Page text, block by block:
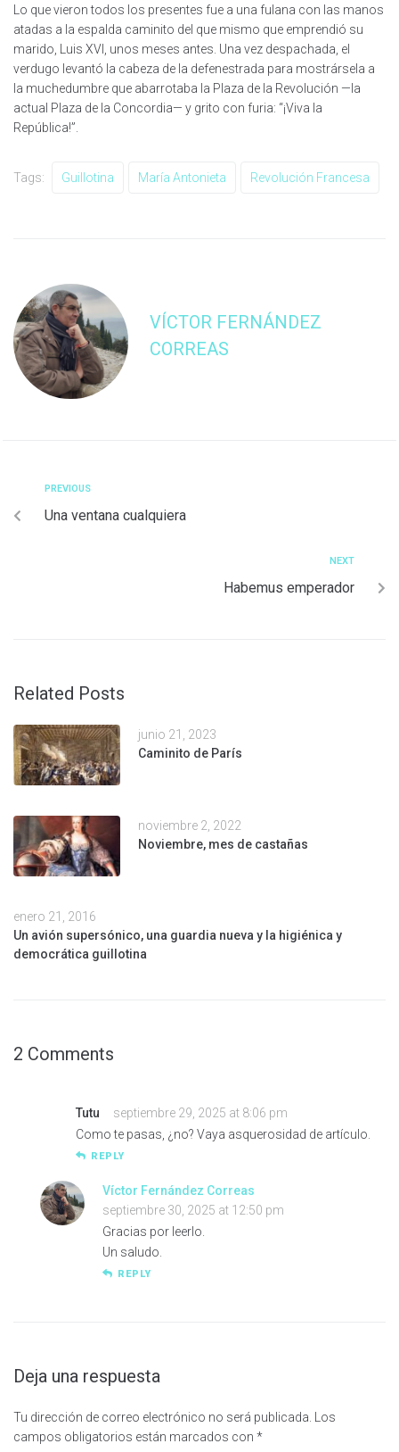
Lo que vieron todos los presentes fue a una fulana con las manos
atadas a la espalda caminito del que mismo que emprendió su
marido, Luis XVI, unos meses antes. Una vez despachada, el
verdugo levantó la cabeza de la defenestrada para mostrársela a
la muchedumbre que abarrotaba la Plaza de la Revolución —la
actual Plaza de la Concordia— y grito con furia: “¡Viva la
República!”.
Tags: Guillotina María Antonieta Revolución Francesa
VÍCTOR FERNÁNDEZ
CORREAS
PREVIOUS
Una ventana cualquiera
NEXT
Habemus emperador
Related Posts
junio 21, 2023
Caminito de París
noviembre 2, 2022
Noviembre, mes de castañas
enero 21, 2016
Un avión supersónico, una guardia nueva y la higiénica y
democrática guillotina
2 Comments
Tutu
septiembre 29, 2025 at 8:06 pm
Como te pasas, ¿no? Vaya asquerosidad de artículo.
REPLY
Víctor Fernández Correas
septiembre 30, 2025 at 12:50 pm
Gracias por leerlo.
Un saludo.
REPLY
Deja una respuesta
Tu dirección de correo electrónico no será publicada.
Los
campos obligatorios están marcados con *